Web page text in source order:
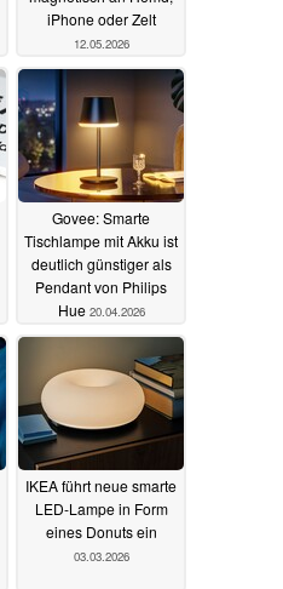
iPhone oder Zelt
12.05.2026
Govee: Smarte
Tischlampe mit Akku ist
deutlich günstiger als
Pendant von Philips
Hue 20.04.2026
IKEA führt neue smarte
LED-Lampe in Form
eines Donuts ein
03.03.2026